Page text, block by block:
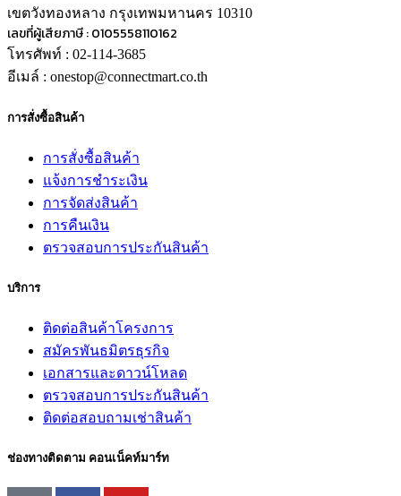
เขตวังทองหลาง กรุงเทพมหานคร 10310
เลขที่ผู้เสียภาษี : 0105558110162
โทรศัพท์ : 02-114-3685
อีเมล์ : onestop@connectmart.co.th
การสั่งซื้อสินค้า
การสั่งซื้อสินค้า
แจ้งการชำระเงิน
การจัดส่งสินค้า
การคืนเงิน
ตรวจสอบการประกันสินค้า
บริการ
ติดต่อสินค้าโครงการ
สมัครพันธมิตรธุรกิจ
เอกสารและดาวน์โหลด
ตรวจสอบการประกันสินค้า
ติดต่อสอบถามเช่าสินค้า
ช่องทางติดตาม คอนเน็คท์มาร์ท